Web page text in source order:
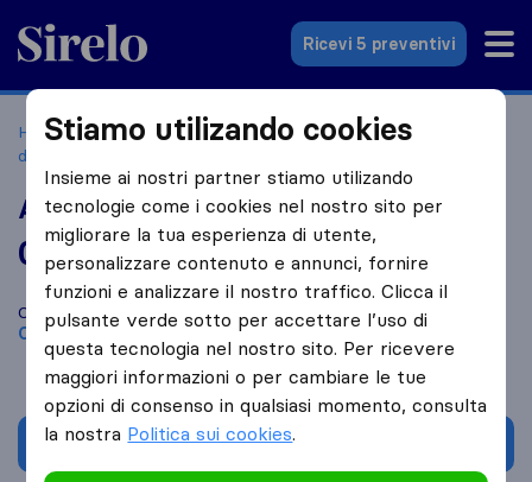
Sirelo.it
Ricevi 5 preventivi
Home Le 10 migliori aziende di traslochi in Italia
d'Isola BG
Alpina Traslochi
0,0 basato su 0
recensioni di Sirelo e Google
i
Confronta Alpina Traslochi con altreaziende di traslochi
Chignolo d'Isola BG
Chiedi preventivo
Stiamo utilizando cookies
Insieme ai nostri partner stiamo utilizando
tecnologie come i cookies nel nostro sito per
migliorare la tua esperienza di utente,
personalizzare contenuto e annunci, fornire
funzioni e analizzare il nostro traffico. Clicca il
pulsante verde sotto per accettare l’uso di
questa tecnologia nel nostro sito. Per ricevere
maggiori informazioni o per cambiare le tue
opzioni di consenso in qualsiasi momento, consulta
la nostra Politica sui cookies.